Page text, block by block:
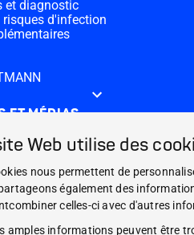
Web utilise des
nous permettent de
également des
celles-ci avec d'autres
amples informations peuvent être
et diagnostic
risques d'infection
ET MÉDIAS
ADN